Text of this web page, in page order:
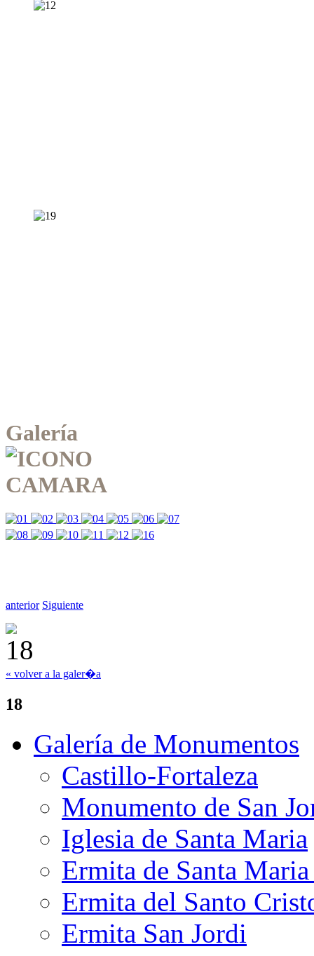
Galería
anterior Siguiente
« volver a la galer�a
18
Galería de Monumentos
Castillo-Fortaleza
Monumento de San
Iglesia de Santa Maria
Ermita de Santa
Ermita del Santo
Ermita San Jordi